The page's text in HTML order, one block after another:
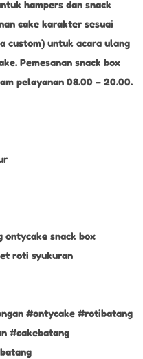
hampers dan snack
cake karakter sesuai
custom) untuk acara ulang
Pemesanan snack box
pelayanan 08.00 – 20.00.
ontycake snack box
roti syukuran
#ontycake #rotibatang
#cakebatang